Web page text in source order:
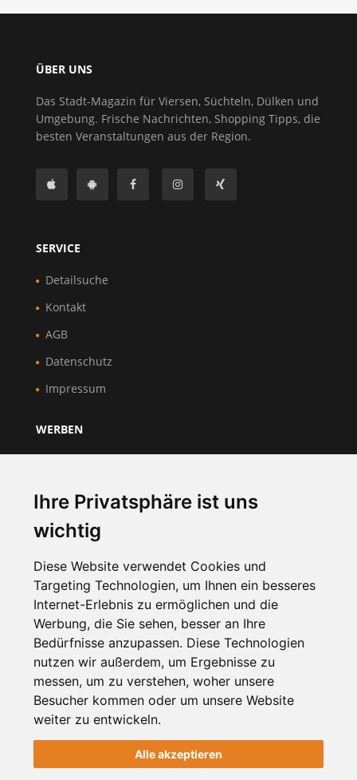
Ihre Privatsphäre ist uns
wichtig
Diese Website verwendet Cookies und
Targeting Technologien, um Ihnen ein besseres
Internet-Erlebnis zu ermöglichen und die
Werbung, die Sie sehen, besser an Ihre
Bedürfnisse anzupassen. Diese Technologien
nutzen wir außerdem, um Ergebnisse zu
messen, um zu verstehen, woher unsere
Besucher kommen oder um unsere Website
weiter zu entwickeln.
Alle akzeptieren
ÜBER UNS
Das Stadt-Magazin für Viersen, Süchteln, Dülken und
Umgebung. Frische Nachrichten, Shopping Tipps, die
besten Veranstaltungen aus der Region.
SERVICE
Detailsuche
Kontakt
AGB
Datenschutz
Impressum
WERBEN
Unternehmen registrieren
NEWSLETTER